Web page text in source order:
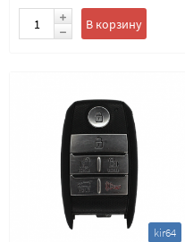
В корзину
kir64